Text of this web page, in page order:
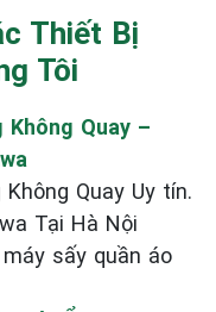
Thiết Bị
Tôi
Không Quay –
Quay Uy tín.
Tại Hà Nội
sấy quần áo